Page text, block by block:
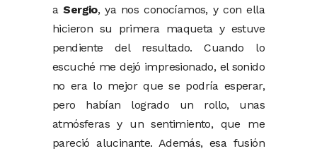
aSergio, ya nos conocíamos, y con ella
hicieron su primera maqueta y estuve
pendiente del resultado. Cuando lo
escuché me dejó impresionado, el sonido
no era lo mejor que se podría esperar,
pero habían logrado un rollo, unas
atmósferas y un sentimiento, que me
pareció alucinante. Además, esa fusión